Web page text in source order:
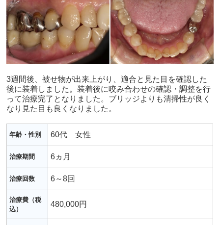
3週間後、被せ物が出来上がり、適合と見た目を確認した
後に装着しました。装着後に咬み合わせの確認・調整を行
って治療完了となりました。ブリッジよりも清掃性が良く
なり見た目も良くなりました。
年齢・性別 60代 女性
治療期間 6ヵ月
治療回数 6～8回
治療費（税
込）
480,000円